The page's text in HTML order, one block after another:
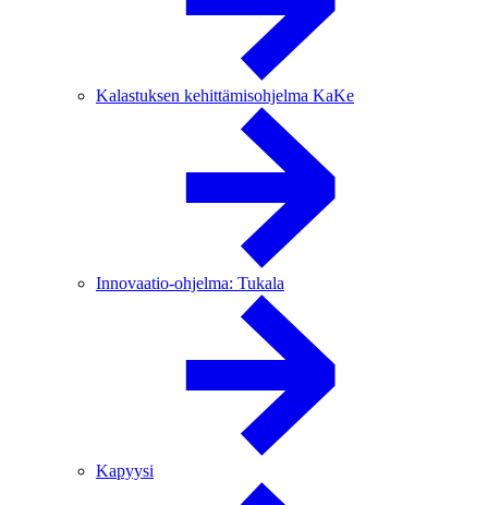
Kalastuksen kehittämisohjelma KaKe
Innovaatio-ohjelma: Tukala
Kapyysi